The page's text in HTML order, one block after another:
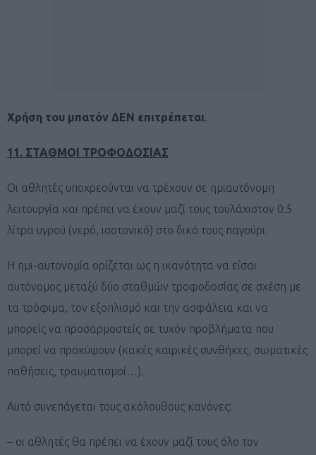
Χρήση του μπατόν ΔΕΝ επιτρέπεται.
11. ΣΤΑΘΜΟΙ ΤΡΟΦΟΔΟΣΙΑΣ
Οι αθλητές υποχρεούνται να τρέχουν σε ημιαυτόνομη
λειτουργία και πρέπει να έχουν μαζί τους τουλάχιστον 0.5
λίτρα υγρού (νερό, ισοτονικό) στο δικό τους παγούρι.
Η ημι-αυτονομία ορίζεται ως η ικανότητα να είσαι
αυτόνομος μεταξύ δύο σταθμών τροφοδοσίας σε σχέση με
τα τρόφιμα, τον εξοπλισμό και την ασφάλεια και να
μπορείς να προσαρμοστείς σε τυχόν προβλήματα που
μπορεί να προκύψουν (κακές καιρικές συνθήκες, σωματικές
παθήσεις, τραυματισμοί…).
Αυτό συνεπάγεται τους ακόλουθους κανόνες:
– οι αθλητές θα πρέπει να έχουν μαζί τους όλο τον